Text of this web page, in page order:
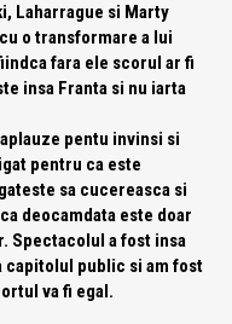
Laharrague si Marty
o transformare a lui
fara ele scorul ar fi
insa Franta si nu iarta
pentu invinsi si
pentru ca este
sa cucereasca si
deocamdata este doar
Spectacolul a fost insa
capitolul public si am fost
va fi egal.